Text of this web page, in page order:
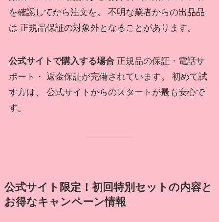
を確認してから注文を。 不明な業者からの出品品
は 正規品保証の対象外となることがあります。
公式サイトで購入する場合正規品の保証・電話サ
ポート・ 返金保証が完備されています。 初めて試
す方は、 公式サイトからのスタートが最も安心で
す。
公式サイト限定！初回特別セットの内容と
お得なキャンペーン情報